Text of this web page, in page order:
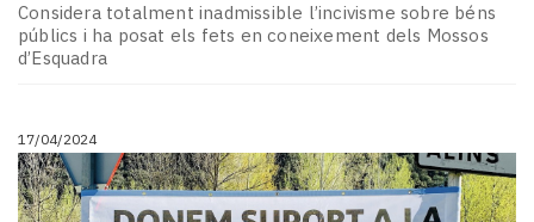
Considera totalment inadmissible l’incivisme sobre béns
públics i ha posat els fets en coneixement dels Mossos
d’Esquadra
17/04/2024